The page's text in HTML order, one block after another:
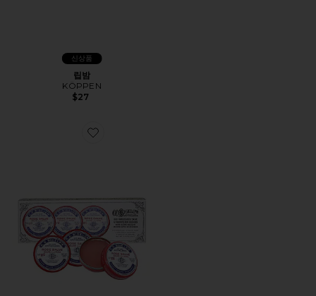
신상품
립밤
KÖPPEN
$27
Favorite ROSE SALVE TIN TRIO 로즈 살브 틴 트리오